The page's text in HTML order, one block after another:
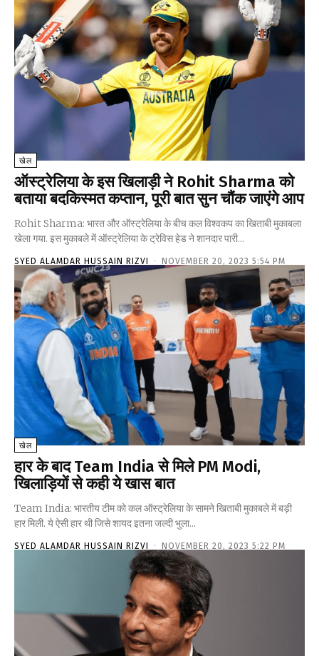
खेल
ऑस्ट्रेलिया के इस खिलाड़ी ने Rohit Sharma को
बताया बदकिस्मत कप्तान, पूरी बात सुन चौंक जाएंगे आप
Rohit Sharma: भारत और ऑस्ट्रेलिया के बीच कल विश्वकप का खिताबी मुकाबला
खेला गया. इस मुकाबले में ऑस्ट्रेलिया के ट्रेविस हेड ने शानदार पारी...
SYED ALAMDAR HUSSAIN RIZVI - NOVEMBER 20, 2023 5:54 PM
खेल
हार के बाद Team India से मिले PM Modi,
खिलाड़ियों से कही ये खास बात
Team India: भारतीय टीम को कल ऑस्ट्रेलिया के सामने खिताबी मुकाबले में बड़ी
हार मिली. ये ऐसी हार थी जिसे शायद इतना जल्दी भुला...
SYED ALAMDAR HUSSAIN RIZVI - NOVEMBER 20, 2023 5:22 PM